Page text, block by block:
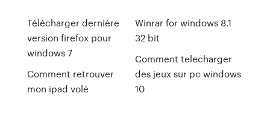
Télécharger dernière
version firefox pour
windows 7
Comment retrouver
mon ipad volé
Winrar for windows 8.1
32 bit
Comment telecharger
des jeux sur pc windows
10